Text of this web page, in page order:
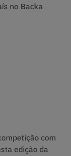
no Backa
com
edição da